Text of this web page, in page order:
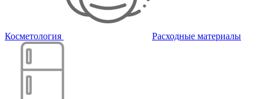
Косметология Расходные материалы